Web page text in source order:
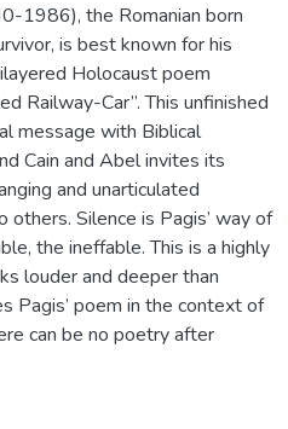
1986), the Romanian born
is best known for his
Holocaust poem
Railway-Car”. This unfinished
message with Biblical
Cain and Abel invites its
and unarticulated
Silence is Pagis’ way of
the ineffable. This is a highly
louder and deeper than
Pagis’ poem in the context of
can be no poetry after